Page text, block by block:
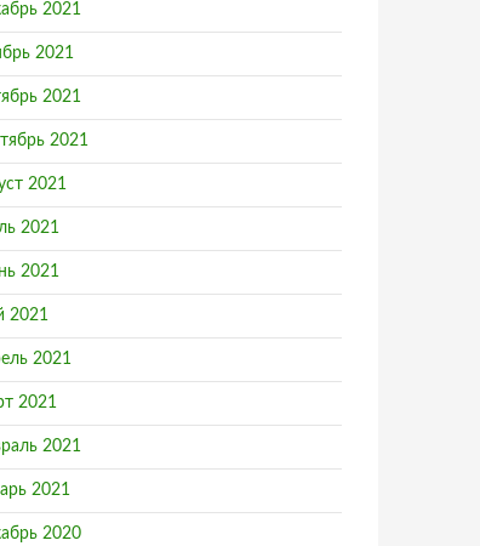
2021
2021
2021
2021
2021
2021
2021
2021
2021
2021
2021
2021
2020